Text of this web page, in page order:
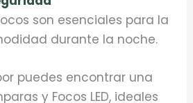
son esenciales para la
durante la noche.
puedes encontrar una
y Focos LED, ideales